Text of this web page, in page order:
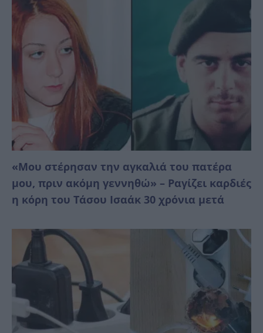
«Μου στέρησαν την αγκαλιά του πατέρα
μου, πριν ακόμη γεννηθώ» – Ραγίζει καρδιές
η κόρη του Τάσου Ισαάκ 30 χρόνια μετά